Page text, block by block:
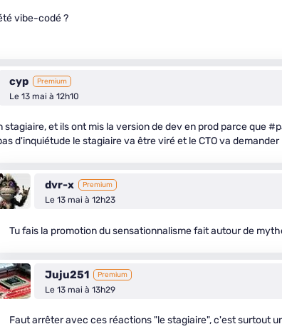
vibe-codé ?
cyp Premium
Le 13 mai à 12h10
stagiaire, et ils ont mis la version de dev en prod parce que
d'inquiétude le stagiaire va être viré et le CTO va
dvr-x Premium
Le 13 mai à 12h23
Tu fais la promotion du sensationnalisme fait autour de
Juju251 Premium
Le 13 mai à 13h29
Faut arrêter avec ces réactions "le stagiaire", c'est surtout